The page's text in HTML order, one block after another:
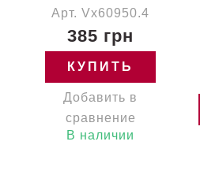
Арт. Vx60950.4
385 грн
КУПИТЬ
Добавить в
сравнение
В наличии